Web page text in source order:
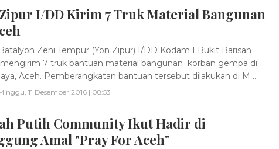
I/DD Kirim 7 Truk Material Bangunan
Zeni Tempur (Yon Zipur) I/DD Kodam I Bukit Barisan
7 truk bantuan material bangunan korban gempa di
Aceh. Pemberangkatan bantuan tersebut dilakukan di M ...
11 Desember 2016 | 08:53
Putih Community Ikut Hadir di
Amal "Pray For Aceh"